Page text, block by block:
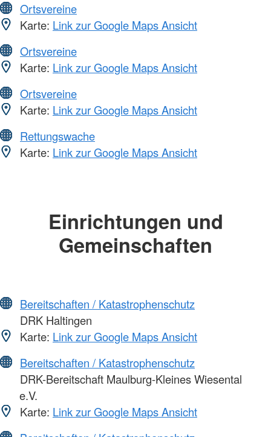
Ortsvereine
Karte: Link zur Google Maps Ansicht
Ortsvereine
Karte: Link zur Google Maps Ansicht
Ortsvereine
Karte: Link zur Google Maps Ansicht
Rettungswache
Karte: Link zur Google Maps Ansicht
Einrichtungen und
Gemeinschaften
Bereitschaften / Katastrophenschutz
DRK Haltingen
Karte: Link zur Google Maps Ansicht
Bereitschaften / Katastrophenschutz
DRK-Bereitschaft Maulburg-Kleines Wiesental
e.V.
Karte: Link zur Google Maps Ansicht